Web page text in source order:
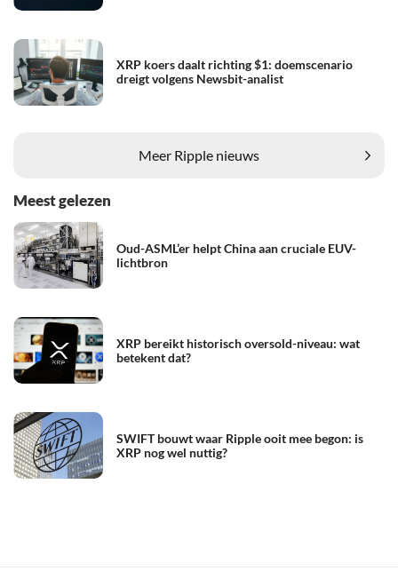
XRP koers daalt richting $1: doemscenario
dreigt volgens Newsbit-analist
Meer Ripple nieuws
Meest gelezen
Oud-ASML’er helpt China aan cruciale EUV-
lichtbron
XRP bereikt historisch oversold-niveau: wat
betekent dat?
SWIFT bouwt waar Ripple ooit mee begon: is
XRP nog wel nuttig?